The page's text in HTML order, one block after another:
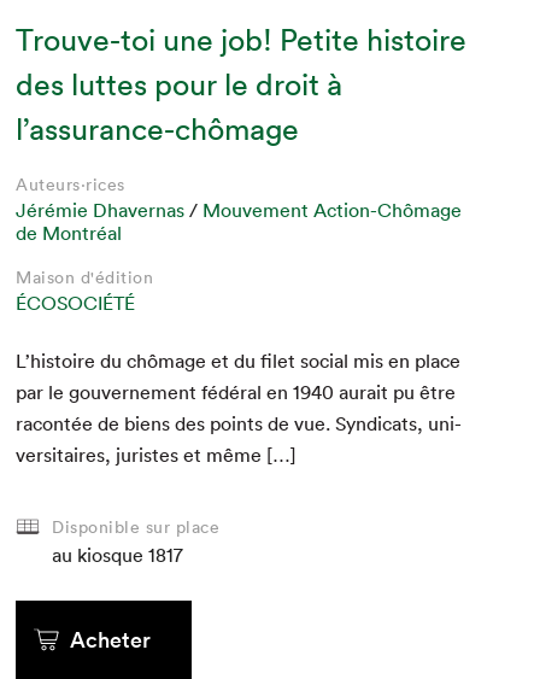
Trouve-toi une job! Petite histoire
des luttes pour le droit à
l’assurance-chômage
Auteurs·rices
Jérémie Dhavernas / Mouvement Action-Chômage
de Montréal
Maison d'édition
ÉCOSOCIÉTÉ
L’histoire du chô­mage et du filet social mis en place
par le gou­verne­ment fédéral en1940 aurait pu être
racon­tée de biens des points de vue. Syn­di­cats, uni­
ver­si­taires, juristes et même […]
Disponible sur place
au kiosque 1817
Acheter